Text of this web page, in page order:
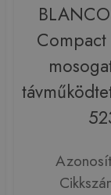
Compact